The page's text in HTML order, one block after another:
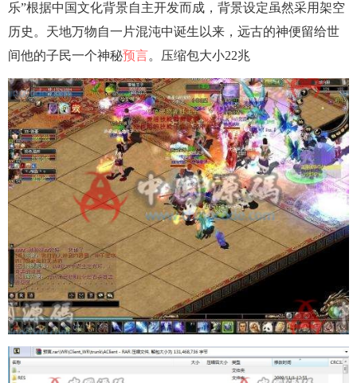
乐”根据中国文化背景自主开发而成，背景设定虽然采用架空
历史。天地万物自一片混沌中诞生以来，远古的神便留给世
间他的子民一个神秘预言。压缩包大小22兆